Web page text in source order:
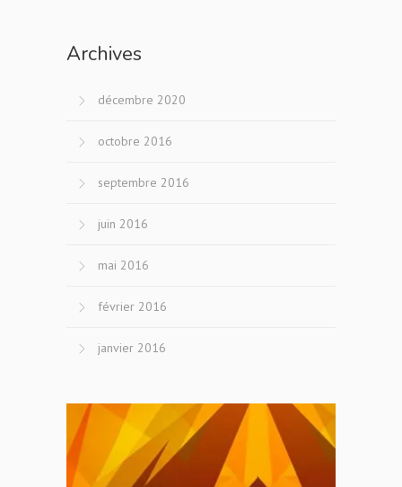
Archives
décembre 2020
octobre 2016
septembre 2016
juin 2016
mai 2016
février 2016
janvier 2016